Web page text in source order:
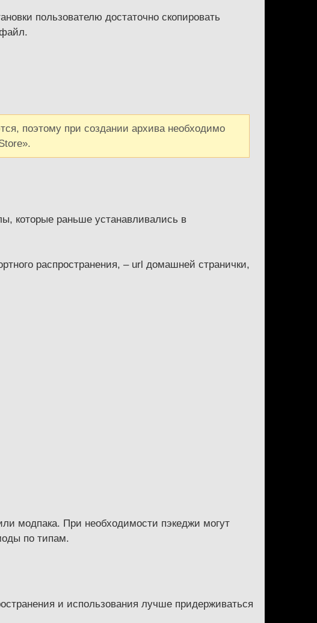
пользователю достаточно скопировать
поэтому при создании архива необходимо
которые раньше устанавливались в
распространения, – url домашней странички,
модпака. При необходимости пэкеджи могут
по типам.
и использования лучше придерживаться